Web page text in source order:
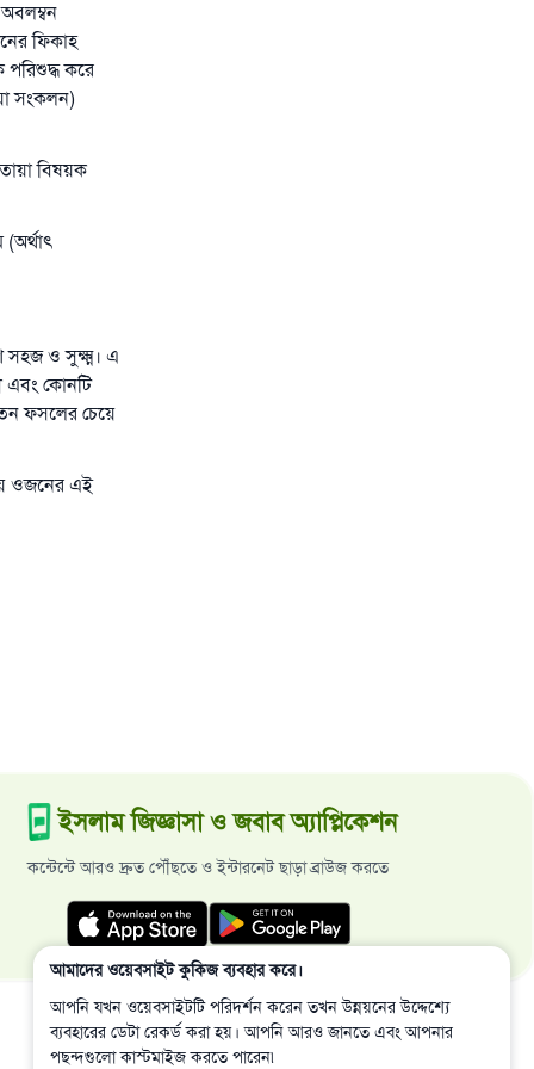
ফিকাহ
করে
সংকলন)
বিষয়ক
সহজ ও সুক্ষ্ম। এ
এবং কোনটি
ফসলের চেয়ে
ওজনের এই
ইসলাম জিজ্ঞাসা ও জবাব অ্যাপ্লিকেশন
কন্টেন্টে আরও দ্রুত পৌঁছতে ও ইন্টারনেট ছাড়া ব্রাউজ করতে
আমাদের ওয়েবসাইট কুকিজ ব্যবহার করে।
আপনি যখন ওয়েবসাইটটি পরিদর্শন করেন তখন উন্নয়নের উদ্দেশ্যে
ব্যবহারের ডেটা রেকর্ড করা হয়। আপনি আরও জানতে এবং আপনার
পছন্দগুলো কাস্টমাইজ করতে পারেন৷